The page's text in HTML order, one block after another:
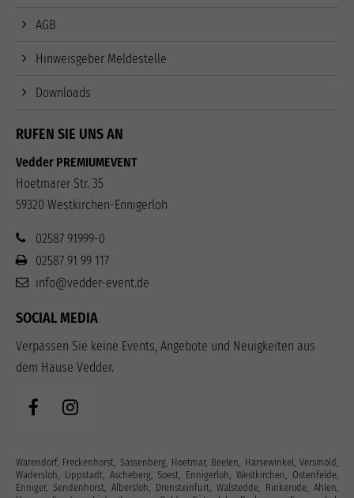
AGB
Hinweisgeber Meldestelle
Downloads
RUFEN SIE UNS AN
Vedder PREMIUMEVENT
Hoetmarer Str. 35
59320 Westkirchen-Ennigerloh
02587 91999-0
02587 91 99 117
info@vedder-event.de
SOCIAL MEDIA
Verpassen Sie keine Events, Angebote und Neuigkeiten aus
dem Hause Vedder.
Warendorf, Freckenhorst, Sassenberg, Hoetmar, Beelen, Harsewinkel, Versmold,
Wadersloh, Lippstadt, Ascheberg, Soest, Ennigerloh, Westkirchen, Ostenfelde,
Enniger, Sendenhorst, Albersloh, Drensteinfurt, Walstedde, Rinkerode, Ahlen,